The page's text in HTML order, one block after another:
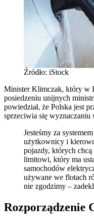
Źródło: iStock
Minister Klimczak, który w
posiedzeniu unijnych
powiedział, że Polska jest
sprzeciwia się
Jesteśmy za
użytkownicy i
pojazdy, których
limitowi, który ma
samochodów
używane we flotach
nie zgodzimy –
Rozporządzenie